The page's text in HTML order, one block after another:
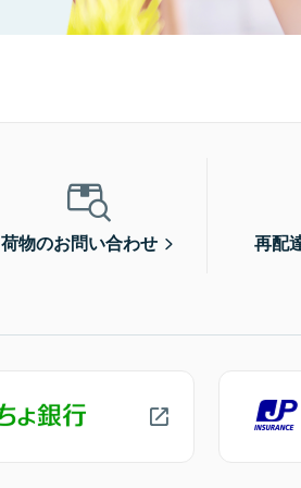
荷物のお問い合わせ 再配